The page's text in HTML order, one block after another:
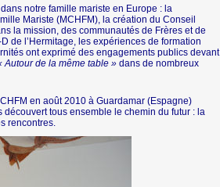
notre famille mariste en Europe : la
Mariste (MCHFM), la création du Conseil
la mission, des communautés de Frères et de
de l’Hermitage, les expériences de formation
ont exprimé des engagements publics devant
Autour de la même table »dans de nombreux
en août 2010 à Guardamar (Espagne)
tous ensemble le chemin du futur : la
rencontres.